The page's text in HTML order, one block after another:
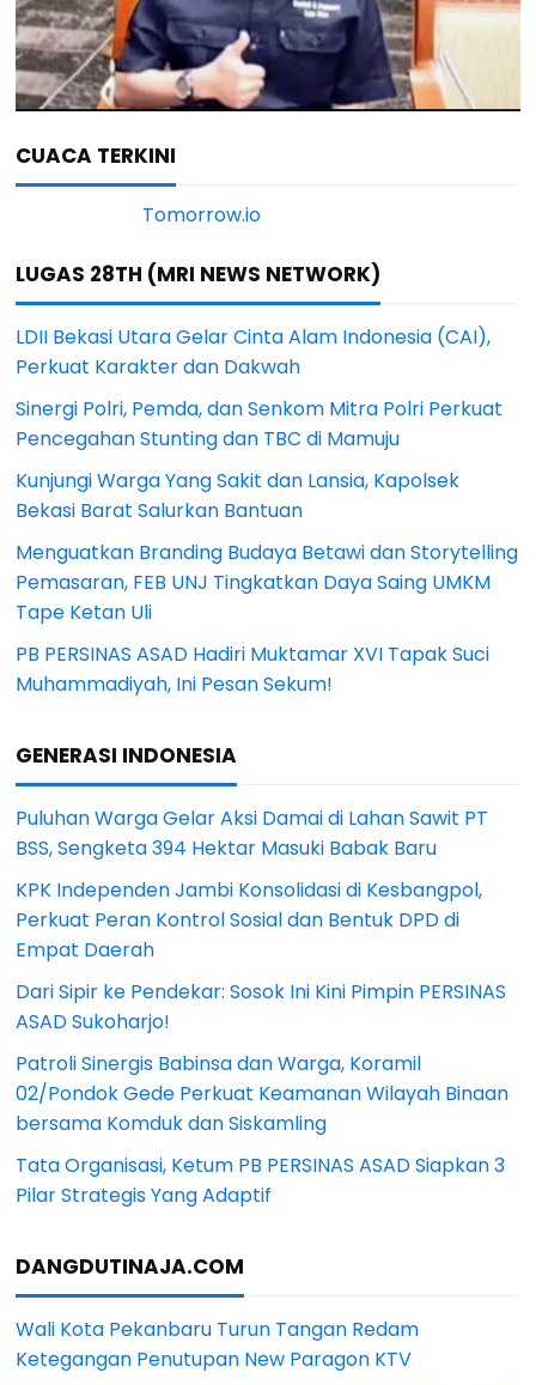
CUACA TERKINI
LUGAS 28TH (MRI NEWS NETWORK)
LDII Bekasi Utara Gelar Cinta Alam Indonesia (CAI),
Perkuat Karakter dan Dakwah
Sinergi Polri, Pemda, dan Senkom Mitra Polri Perkuat
Pencegahan Stunting dan TBC di Mamuju
Kunjungi Warga Yang Sakit dan Lansia, Kapolsek
Bekasi Barat Salurkan Bantuan
Menguatkan Branding Budaya Betawi dan Storytelling
Pemasaran, FEB UNJ Tingkatkan Daya Saing UMKM
Tape Ketan Uli
PB PERSINAS ASAD Hadiri Muktamar XVI Tapak Suci
Muhammadiyah, Ini Pesan Sekum!
GENERASI INDONESIA
Puluhan Warga Gelar Aksi Damai di Lahan Sawit PT
BSS, Sengketa 394 Hektar Masuki Babak Baru
KPK Independen Jambi Konsolidasi di Kesbangpol,
Perkuat Peran Kontrol Sosial dan Bentuk DPD di
Empat Daerah
Dari Sipir ke Pendekar: Sosok Ini Kini Pimpin PERSINAS
ASAD Sukoharjo!
Patroli Sinergis Babinsa dan Warga, Koramil
02/Pondok Gede Perkuat Keamanan Wilayah Binaan
bersama Komduk dan Siskamling
Tata Organisasi, Ketum PB PERSINAS ASAD Siapkan 3
Pilar Strategis Yang Adaptif
DANGDUTINAJA.COM
Wali Kota Pekanbaru Turun Tangan Redam
Ketegangan Penutupan New Paragon KTV